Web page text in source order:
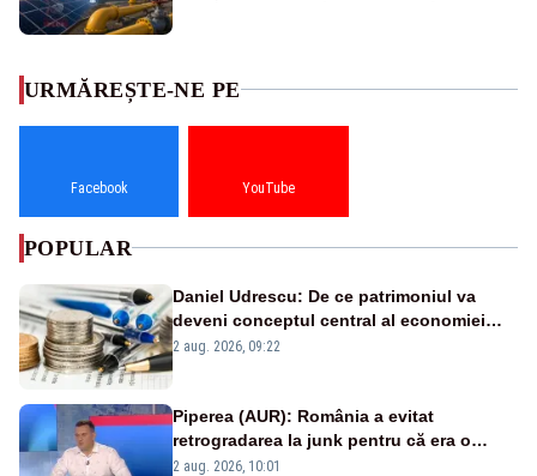
URMĂREȘTE-NE PE
Facebook YouTube
POPULAR
Daniel Udrescu: De ce patrimoniul va
deveni conceptul central al economiei
viitoare?
2 aug. 2026, 09:22
Piperea (AUR): România a evitat
retrogradarea la junk pentru că era o
catastrofă pentru bănci și fondurile de
2 aug. 2026, 10:01